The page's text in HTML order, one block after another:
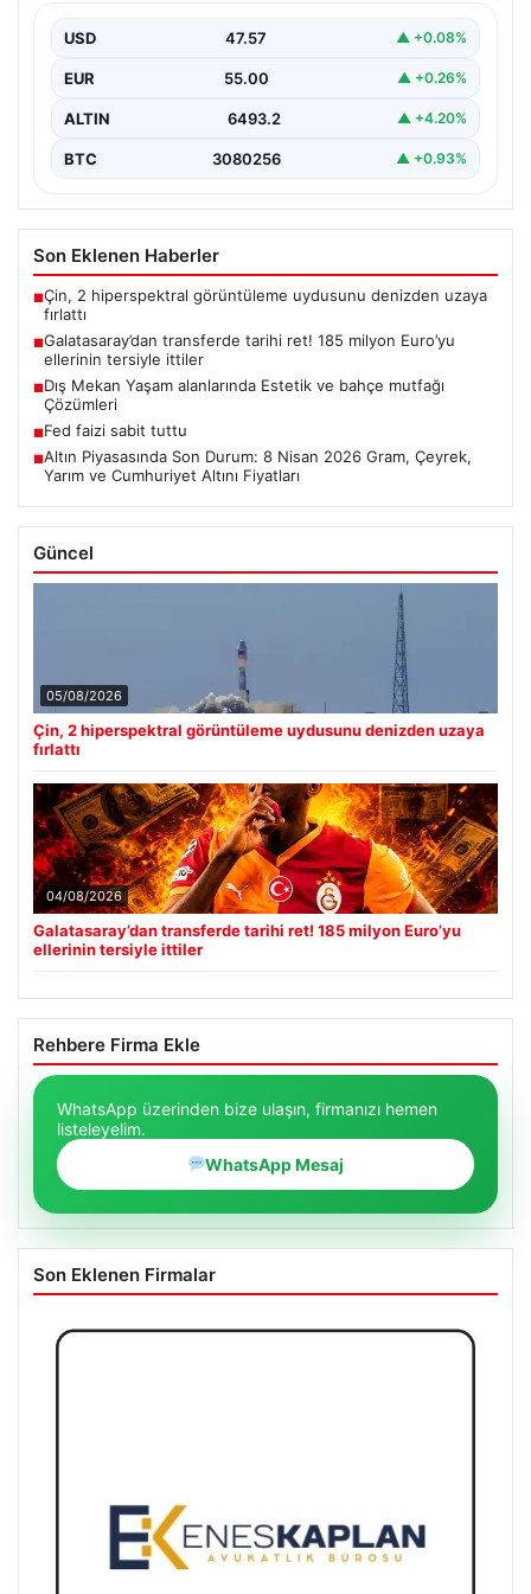
USD 47.57 ▲ +0.08%
EUR 55.00 ▲ +0.26%
ALTIN 6493.2 ▲ +4.20%
BTC 3080256 ▲ +0.93%
Son Eklenen Haberler
■Çin, 2 hiperspektral görüntüleme uydusunu denizden uzaya
fırlattı
■Galatasaray’dan transferde tarihi ret! 185 milyon Euro’yu
ellerinin tersiyle ittiler
■Dış Mekan Yaşam alanlarında Estetik ve bahçe mutfağı
Çözümleri
■Fed faizi sabit tuttu
■Altın Piyasasında Son Durum: 8 Nisan 2026 Gram, Çeyrek,
Yarım ve Cumhuriyet Altını Fiyatları
Güncel
05/08/2026
Çin, 2 hiperspektral görüntüleme uydusunu denizden uzaya
fırlattı
04/08/2026
Galatasaray’dan transferde tarihi ret! 185 milyon Euro’yu
ellerinin tersiyle ittiler
Rehbere Firma Ekle
WhatsApp üzerinden bize ulaşın, firmanızı hemen
listeleyelim.
WhatsApp Mesaj
Son Eklenen Firmalar